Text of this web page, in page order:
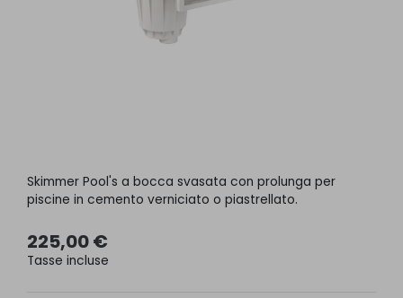
Skimmer Pool's a bocca svasata con prolunga per
piscine in cemento verniciato o piastrellato.
225,00 €
Tasse incluse